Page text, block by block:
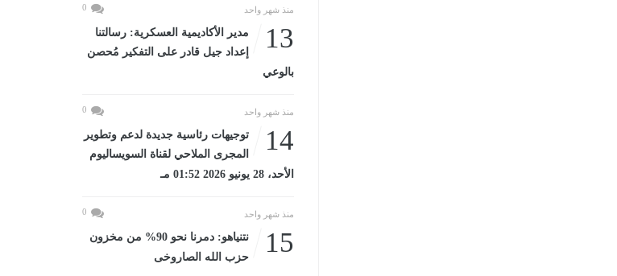
منذ شهر واحد 0
13
مدير الأكاديمية العسكرية: رسالتنا
إعداد جيل قادر على التفكير مُحصن
بالوعي
منذ شهر واحد 0
14
توجيهات رئاسية جديدة لدعم وتطوير
المجرى الملاحي لقناة السويساليوم
الأحد، 28 يونيو 2026 01:52 مـ
منذ شهر واحد 0
15
نتنياهو: دمرنا نحو 90% من مخزون
حزب الله الصاروخى